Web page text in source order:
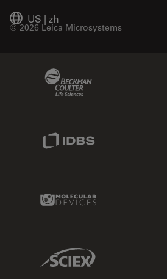
US | zh
© 2026 Leica Microsystems
Molecular Devices Link
Sciex Link